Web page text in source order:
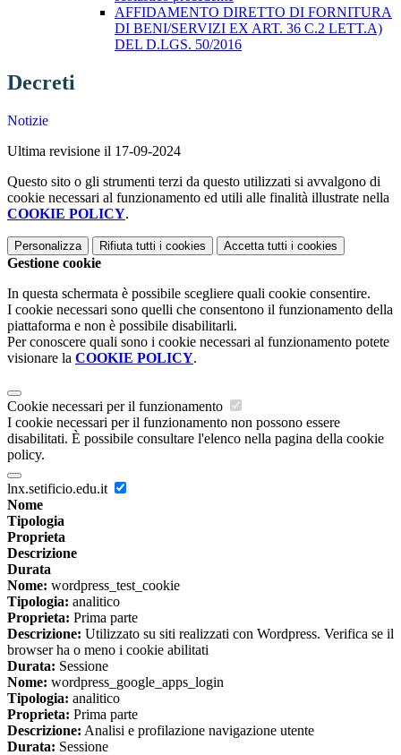
AFFIDAMENTO DIRETTO DI FORNITURA
DI BENI/SERVIZI EX ART. 36 C.2 LETT.A)
DEL D.LGS. 50/2016
Decreti
Notizie
Ultima revisione il 17-09-2024
Questo sito o gli strumenti terzi da questo utilizzati si avvalgono di
cookie necessari al funzionamento ed utili alle finalità illustrate nella
COOKIE POLICY.
Personalizza Rifiuta tutti i cookies Accetta tutti i cookies
Gestione cookie
In questa schermata è possibile scegliere quali cookie consentire.
I cookie necessari sono quelli che consentono il funzionamento della
piattaforma e non è possibile disabilitarli.
Per conoscere quali sono i cookie necessari al funzionamento potete
visionare la COOKIE POLICY.
Cookie necessari per il funzionamento
I cookie necessari per il funzionamento non possono essere
disabilitati. È possibile consultare l'elenco nella pagina della cookie
policy.
lnx.setificio.edu.it
Nome
Tipologia
Proprieta
Descrizione
Durata
Nome: wordpress_test_cookie
Tipologia: analitico
Proprieta: Prima parte
Descrizione: Utilizzato su siti realizzati con Wordpress. Verifica se il
browser ha o meno i cookie abilitati
Durata: Sessione
Nome: wordpress_google_apps_login
Tipologia: analitico
Proprieta: Prima parte
Descrizione: Analisi e profilazione navigazione utente
Durata: Sessione